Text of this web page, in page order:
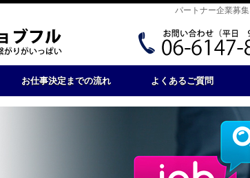
パートナー企業募集
お仕事決定までの流れ よくあるご質問